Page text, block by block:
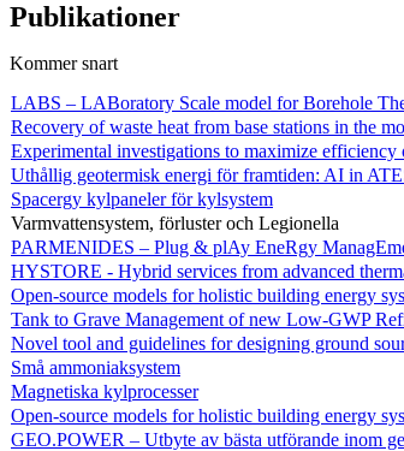
Publikationer
Kommer snart
LABS – LABoratory Scale model for Borehole
Recovery of waste heat from base stations in the
Experimental investigations to maximize efficiency
Uthållig geotermisk energi för framtiden: AI in
Spacergy kylpaneler för kylsystem
Varmvattensystem, förluster och Legionella
PARMENIDES – Plug & plAy EneRgy
HYSTORE - Hybrid services from advanced
Open-source models for holistic building energy
Tank to Grave Management of new Low-GWP
Novel tool and guidelines for designing ground
Små ammoniaksystem
Magnetiska kylprocesser
Open-source models for holistic building energy
GEO.POWER – Utbyte av bästa utförande inom